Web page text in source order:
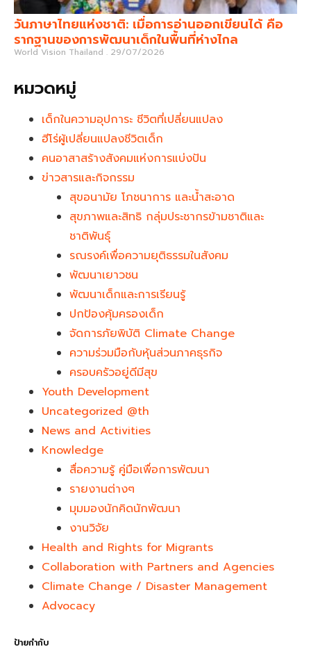
วันภาษาไทยแห่งชาติ: เมื่อการอ่านออกเขียนได้ คือ
รากฐานของการพัฒนาเด็กในพื้นที่ห่างไกล
World Vision Thailand 29/07/2026
หมวดหมู่
เด็กในความอุปการะ ชีวิตที่เปลี่ยนแปลง
ฮีโร่ผู้เปลี่ยนแปลงชีวิตเด็ก
คนอาสาสร้างสังคมแห่งการแบ่งปัน
ข่าวสารและกิจกรรม
สุขอนามัย โภชนาการ และน้ำสะอาด
สุขภาพและสิทธิ กลุ่มประชากรข้ามชาติและ
ชาติพันธุ์
รณรงค์เพื่อความยุติธรรมในสังคม
พัฒนาเยาวชน
พัฒนาเด็กและการเรียนรู้
ปกป้องคุ้มครองเด็ก
จัดการภัยพิบัติ Climate Change
ความร่วมมือกับหุ้นส่วนภาคธุรกิจ
ครอบครัวอยู่ดีมีสุข
Youth Development​
Uncategorized @th
News and Activities
Knowledge
สื่อความรู้ คู่มือเพื่อการพัฒนา
รายงานต่างๆ
มุมมองนักคิดนักพัฒนา
งานวิจัย
Health and Rights for Migrants
Collaboration with Partners and Agencies
Climate Change / Disaster Management
Advocacy
ป้ายกำกับ